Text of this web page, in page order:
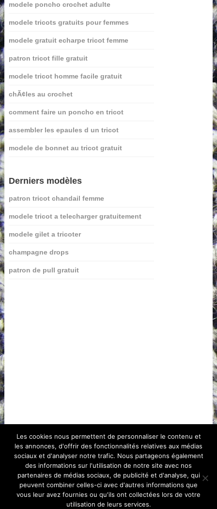
modele poncho crochet adulte
modele tricots gratuits pour femmes
modele gratuit echarpe tricot femme
patron tricot fille gratuit
modele tricot homme facile gratuit
chÃ¢les au crochet
comment faire un poncho en tricot
assembler les epaules d un tricot
modele de bonnet au tricot gratuit
Derniers modèles
patron tricot chandail femme
modele tricot a telecharger gratuitement
modele gilet a tricoter
champagne drops
patron de pull gratuit
Tricoter et Broder facilementCopyright © 2026.
Les cookies nous permettent de personnaliser le contenu et
les annonces, d'offrir des fonctionnalités relatives aux médias
sociaux et d'analyser notre trafic. Nous partageons également
des informations sur l'utilisation de notre site avec nos
partenaires de médias sociaux, de publicité et d'analyse, qui
peuvent combiner celles-ci avec d'autres informations que
vous leur avez fournies ou qu'ils ont collectées lors de votre
utilisation de leurs services.